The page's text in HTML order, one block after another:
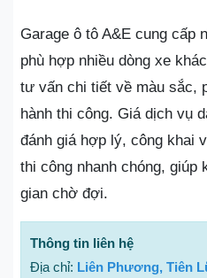
Garage ô tô A&E cung cấp
phù hợp nhiều dòng xe
tư vấn chi tiết về màu sắc,
hành thi công. Giá dịch vụ
đánh giá hợp lý, công khai
thi công nhanh chóng, giúp
gian chờ đợi.
Thông tin liên hệ
Địa chỉ: Liên Phương, Tiên